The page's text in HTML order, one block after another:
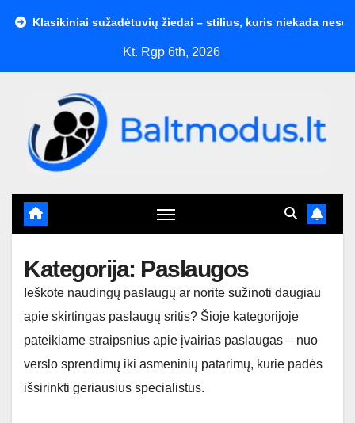
žiedai – stilius, kuris niekada nesensta Kaip
Kt. Rgp 6th, 2026
Kategorija: Paslaugos
Ieškote naudingų paslaugų ar norite sužinoti daugiau
apie skirtingas paslaugų sritis? Šioje kategorijoje
pateikiame straipsnius apie įvairias paslaugas – nuo
verslo sprendimų iki asmeninių patarimų, kurie padės
išsirinkti geriausius specialistus.